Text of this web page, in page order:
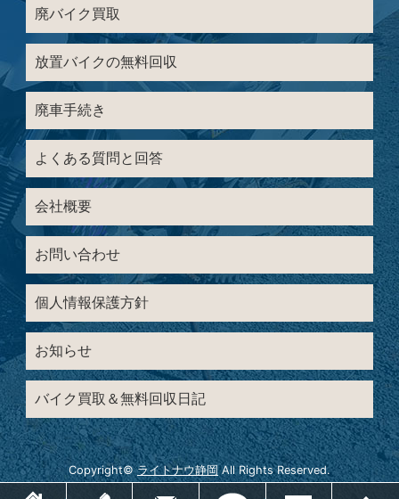
廃バイク買取
放置バイクの無料回収
廃車手続き
よくある質問と回答
会社概要
お問い合わせ
個人情報保護方針
お知らせ
バイク買取＆無料回収日記
Copyright©ライトナウ静岡All Rights Reserved.
ホーム 電話 メールでお問い合わせLINEでお問い合わせ
メニュー